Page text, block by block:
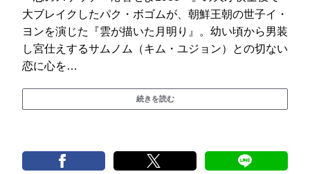
大ブレイクしたパク・ボゴムが、朝鮮王朝の世子イ・
ヨンを演じた『雲が描いた月明り』。幼い頃から男装
し宮仕えするサムノム（キム・ユジョン）との切ない
恋に心を…
続きを読む